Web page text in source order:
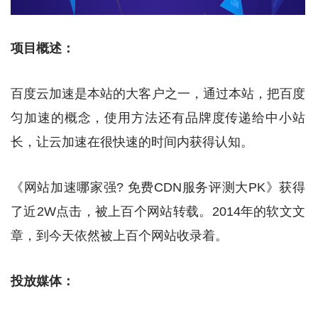
项目概述：
百度云加速是本站的大客户之一，通过本站，把百度
匀加速的概念，使用方法还有品牌度传递给中小站
长，让云加速在很快速的时间内获得认知。
《网站加速哪家强? 免费CDN服务评测大PK》获得
了近2W点击，被上百个网站转载。2014年的软文文
章，到今天依然被上百个网站收录着。
投放媒体：